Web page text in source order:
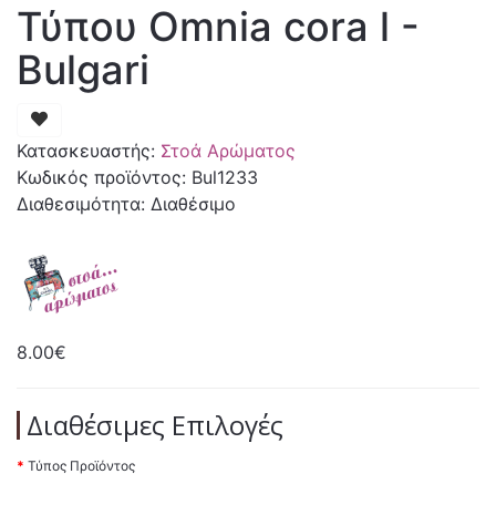
Τύπου Omnia cora l -
Bulgari
Κατασκευαστής: Στοά Αρώματος
Κωδικός προϊόντος: Bul1233
Διαθεσιμότητα: Διαθέσιμο
8.00€
Διαθέσιμες Επιλογές
Τύπος Προϊόντος